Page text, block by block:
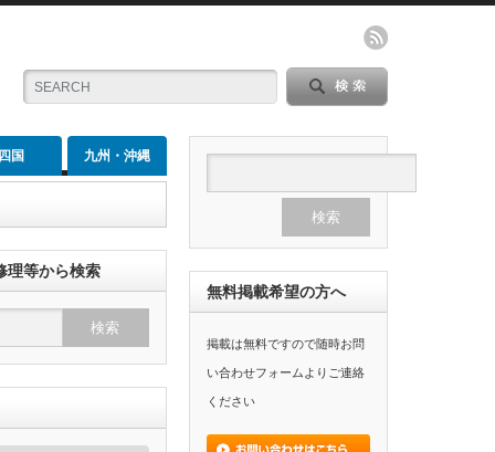
国 九州・沖縄
理等から検索
無料掲載希望の方へ
掲載は無料ですので随時お問
い合わせフォームよりご連絡
ください